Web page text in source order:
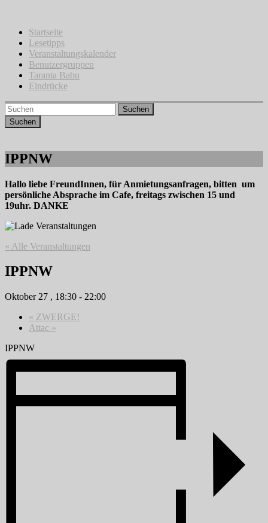
springenStartseite
Lesetipps
Veranstaltungskalender
Benutzergruppen
Taranta Babu
Eindrücke
Suchen
IPPNW
Hallo liebe FreundInnen, für Anmietungsanfragen, bitten um
persönliche Absprache im Cafe, freitags zwischen 15 und
19uhr. DANKE
« Alle Veranstaltungen
IPPNW
Oktober 27 , 18:30 - 22:00
« ZWERGE!
Attac »
IPPNW